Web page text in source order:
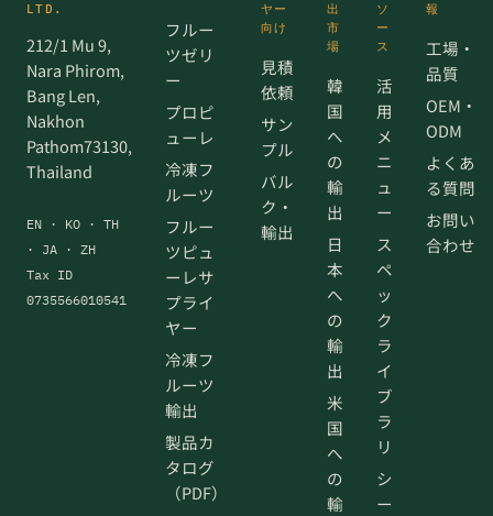
LTD.
212/1 Mu 9,
Nara Phirom,
Bang Len,
Nakhon
Pathom73130,
Thailand
EN · KO · TH
· JA · ZH
Tax ID
0735566010541
フルー
ツゼリ
ー
プロピ
ューレ
冷凍フ
ルーツ
フルー
ツピュ
ーレサ
プライ
ヤー
冷凍フ
ルーツ
輸出
製品カ
タログ
（PDF）
ヤー
向け
見積
依頼
サン
プル
バル
ク・
輸出
出
市
場
韓
国
へ
の
輸
出
日
本
へ
の
輸
出
米
国
へ
の
輸
ソ
ー
ス
活
用
メ
ニ
ュ
ー
ス
ペ
ッ
ク
ラ
イ
ブ
ラ
リ
シ
ー
報
工場・
品質
OEM・
ODM
よくあ
る質問
お問い
合わせ